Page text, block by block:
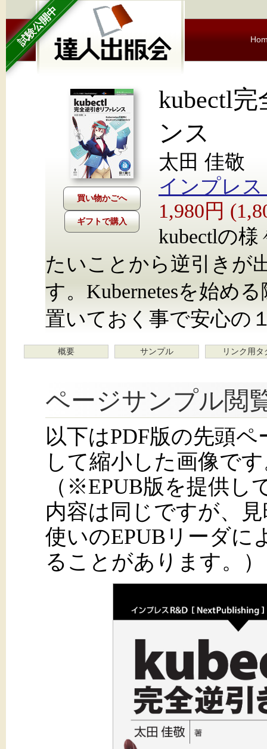
試験公開中
ギフトで購入
kubectl
ンス
太田 佳敬
インプレス
1,980円
kubectlの
たいことから逆引きが
す。Kubernetesを始め
置いておく事で安心の
概要 サンプル リンク用タ
ページサンプル閲
以下はPDF版の先頭
して縮小した画像で
（※EPUB版を提供し
内容は同じですが、
使いのEPUBリーダに
ることがあります。）